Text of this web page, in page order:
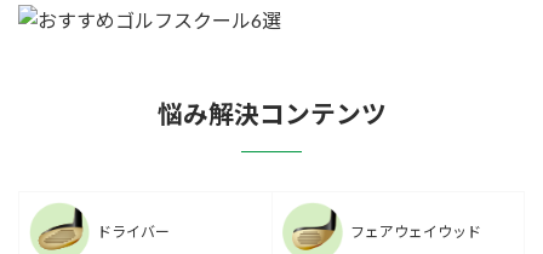
悩み解決コンテンツ
ドライバー フェアウェイウッド